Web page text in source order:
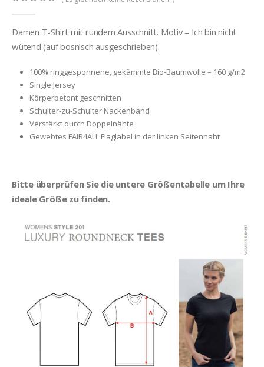
Damen T-Shirt mit rundem Ausschnitt. Motiv – Ich bin nicht
wütend (auf bosnisch ausgeschrieben).
100% ringgesponnene, gekämmte Bio-Baumwolle – 160 g/m2
Single Jersey
Körperbetont geschnitten
Schulter-zu-Schulter Nackenband
Verstärkt durch Doppelnähte
Gewebtes FAIR4ALL Flaglabel in der linken Seitennaht
Bitte überprüfen Sie die untere Größentabelle um Ihre
ideale Größe zu finden.